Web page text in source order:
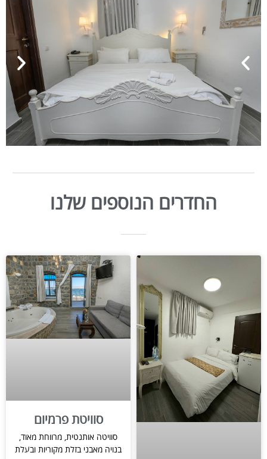
החדרים הנוספים שלנו
סוויטת פרמיום
סוויטה אותנטית, מרווחת מאוד,
בנויה מאבני בזלת מקוריות ובעלת